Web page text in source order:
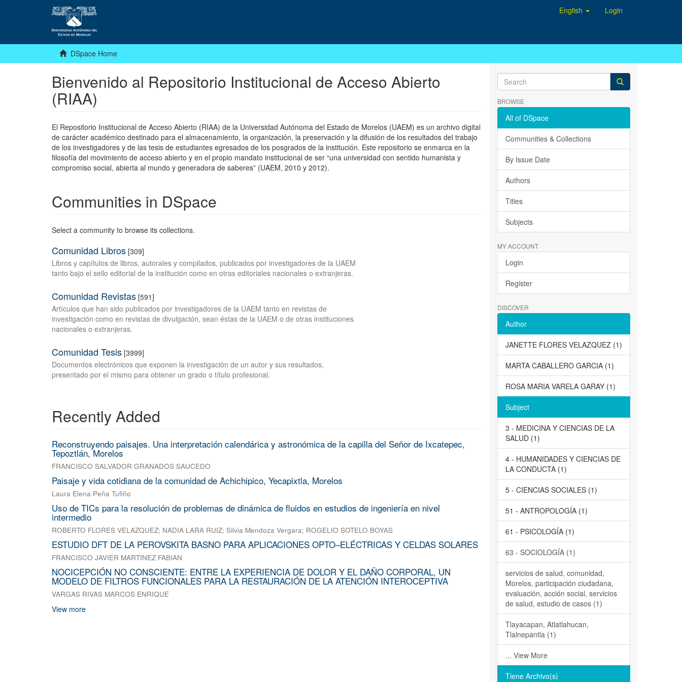
English Login
DSpace Home
Bienvenido al Repositorio Institucional de Acceso Abierto
(RIAA)
El Repositorio Institucional de Acceso Abierto (RIAA) de la Universidad Autónoma del Estado de Morelos (UAEM) es un archivo digital
de carácter académico destinado para el almacenamiento, la organización, la preservación y la difusión de los resultados del trabajo
de los investigadores y de las tesis de estudiantes egresados de los posgrados de la institución. Este repositorio se enmarca en la
filosofía del movimiento de acceso abierto y en el propio mandato institucional de ser “una universidad con sentido humanista y
compromiso social, abierta al mundo y generadora de saberes” (UAEM, 2010 y 2012).
Communities in DSpace
Select a community to browse its collections.
Comunidad Libros [309]
Libros y capítulos de libros, autorales y compilados, publicados por investigadores de la UAEM
tanto bajo el sello editorial de la institución como en otras editoriales nacionales o extranjeras.
Comunidad Revistas [591]
Artículos que han sido publicados por investigadores de la UAEM tanto en revistas de
investigación como en revistas de divulgación, sean éstas de la UAEM o de otras instituciones
nacionales o extranjeras.
Comunidad Tesis [3999]
Documentos electrónicos que exponen la investigación de un autor y sus resultados,
presentado por el mismo para obtener un grado o título profesional.
Recently Added
Reconstruyendo paisajes. Una interpretación calendárica y astronómica de la capilla del Señor de Ixcatepec,
Tepoztlán, Morelos
FRANCISCO SALVADOR GRANADOS SAUCEDO
Paisaje y vida cotidiana de la comunidad de Achichipico, Yecapixtla, Morelos
Laura Elena Peña Tufiño
Uso de TICs para la resolución de problemas de dinámica de fluidos en estudios de ingeniería en nivel
intermedio
ROBERTO FLORES VELAZQUEZ; NADIA LARA RUIZ; Silvia Mendoza Vergara; ROGELIO SOTELO BOYAS
ESTUDIO DFT DE LA PEROVSKITA BASNO PARA APLICACIONES OPTO–ELÉCTRICAS Y CELDAS SOLARES
FRANCISCO JAVIER MARTINEZ FABIAN
NOCICEPCIÓN NO CONSCIENTE: ENTRE LA EXPERIENCIA DE DOLOR Y EL DAÑO CORPORAL, UN
MODELO DE FILTROS FUNCIONALES PARA LA RESTAURACIÓN DE LA ATENCIÓN INTEROCEPTIVA
VARGAS RIVAS MARCOS ENRIQUE
View more
BROWSE
All of DSpace
Communities & Collections
By Issue Date
Authors
Titles
Subjects
MY ACCOUNT
Login
Register
DISCOVER
Author
JANETTE FLORES VELAZQUEZ (1)
MARTA CABALLERO GARCIA (1)
ROSA MARIA VARELA GARAY (1)
Subject
3 - MEDICINA Y CIENCIAS DE LA
SALUD (1)
4 - HUMANIDADES Y CIENCIAS DE
LA CONDUCTA (1)
5 - CIENCIAS SOCIALES (1)
51 - ANTROPOLOGÍA (1)
61 - PSICOLOGÍA (1)
63 - SOCIOLOGÍA (1)
servicios de salud, comunidad,
Morelos, participación ciudadana,
evaluación, acción social, servicios
de salud, estudio de casos (1)
Tlayacapan, Atlatlahucan,
Tlalnepantla (1)
... View More
Tiene Archivo(s)